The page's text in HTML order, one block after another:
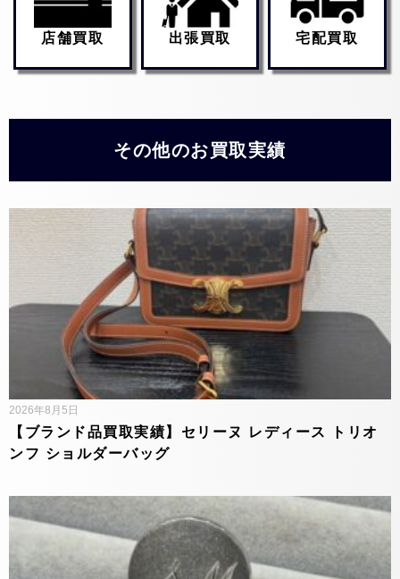
店舗買取 出張買取 宅配買取
その他のお買取実績
【ブランド品買取実績】セリーヌ レディース トリオ
ンフ ショルダーバッグ
2026年8月5日